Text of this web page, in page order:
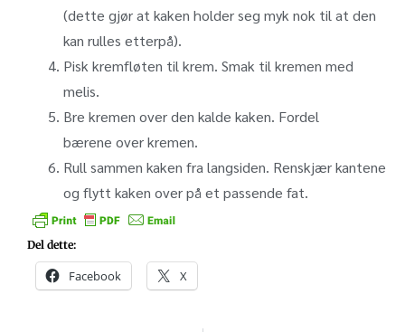
(dette gjør at kaken holder seg myk nok til at den
kan rulles etterpå).
Pisk kremfløten til krem. Smak til kremen med
melis.
Bre kremen over den kalde kaken. Fordel
bærene over kremen.
Rull sammen kaken fra langsiden. Renskjær kantene
og flytt kaken over på et passende fat.
Del dette:
Facebook X